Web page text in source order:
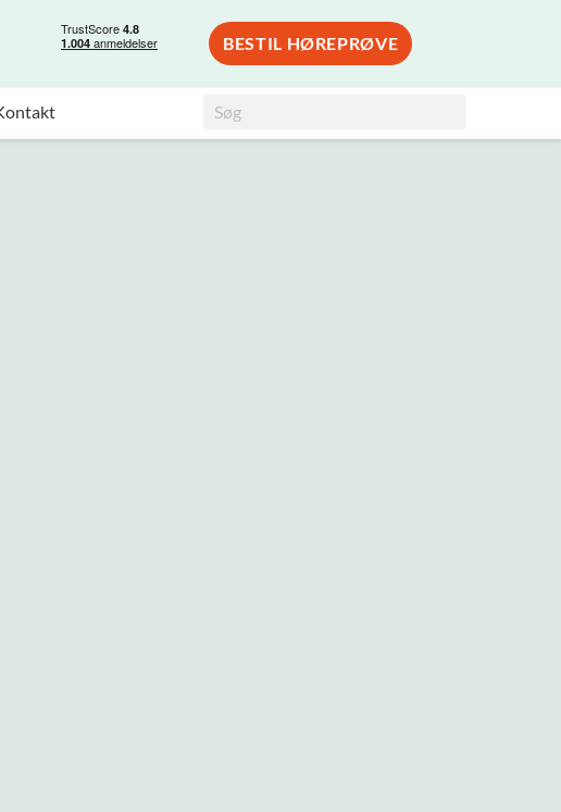
BESTIL HØREPRØVE
Søg